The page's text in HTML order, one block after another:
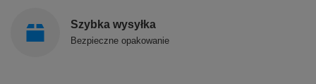
Szybka wysyłka
Bezpieczne opakowanie